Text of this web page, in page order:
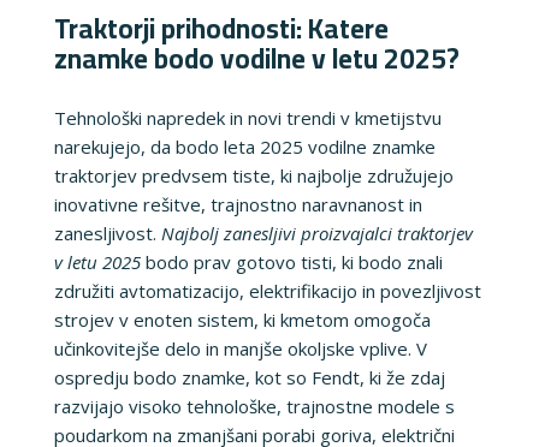
Traktorji prihodnosti: Katere
znamke bodo vodilne v letu 2025?
Tehnološki napredek in novi trendi v kmetijstvu
narekujejo, da bodo leta 2025 vodilne znamke
traktorjev predvsem tiste, ki najbolje združujejo
inovativne rešitve, trajnostno naravnanost in
zanesljivost. Najbolj zanesljivi proizvajalci traktorjev
v letu 2025bodo prav gotovo tisti, ki bodo znali
združiti avtomatizacijo, elektrifikacijo in povezljivost
strojev v enoten sistem, ki kmetom omogoča
učinkovitejše delo in manjše okoljske vplive. V
ospredju bodo znamke, kot so Fendt, ki že zdaj
razvijajo visoko tehnološke, trajnostne modele s
poudarkom na zmanjšani porabi goriva, električni